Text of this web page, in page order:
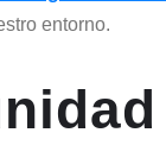
entorno.